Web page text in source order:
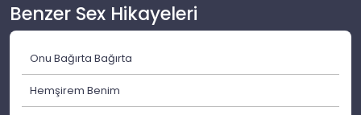
Benzer Sex Hikayeleri
Onu Bağırta Bağırta
Hemşirem Benim